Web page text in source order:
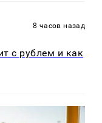
8 часов назад
с рублем и как